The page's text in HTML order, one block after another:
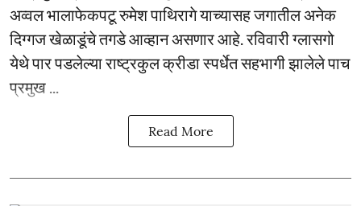
अव्वल भालाफेकपटू रुमेश पाथिरागे याच्यासह जगातील अनेक
दिग्गज खेळाडूंचे तगडे आव्हान असणार आहे. रविवारी ग्लासगो
येथे पार पडलेल्या राष्ट्रकुल क्रीडा स्पर्धेत सहभागी झालेले पाच
प्रमुख ...
Read More